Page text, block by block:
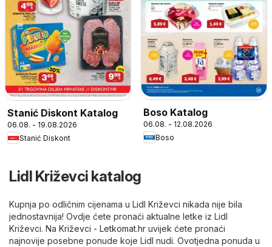
Stanić Diskont Katalog
06.08. - 19.08.2026
Stanić Diskont
Boso Katalog
06.08. - 12.08.2026
Boso
Lidl Križevci katalog
Kupnja po odličnim cijenama u Lidl Križevci nikada nije bila
jednostavnija! Ovdje ćete pronaći aktualne letke iz Lidl
Križevci. Na Križevci - Letkomat.hr uvijek ćete pronaći
najnovije posebne ponude koje Lidl nudi. Ovotjedna ponuda u